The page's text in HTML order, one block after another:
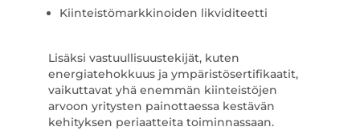
Kiinteistömarkkinoiden likviditeetti
Lisäksi vastuullisuustekijät, kuten
energiatehokkuus ja ympäristösertifikaatit,
vaikuttavat yhä enemmän kiinteistöjen
arvoon yritysten painottaessa kestävän
kehityksen periaatteita toiminnassaan.